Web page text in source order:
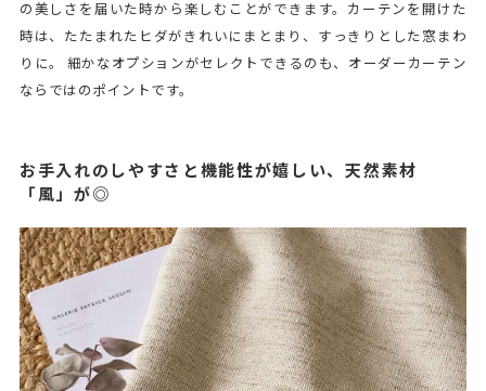
の美しさを届いた時から楽しむことができます。カーテンを開けた
時は、たたまれたヒダがきれいにまとまり、すっきりとした窓まわ
りに。 細かなオプションがセレクトできるのも、オーダーカーテン
ならではのポイントです。
お手入れのしやすさと機能性が嬉しい、天然素材
「風」が◎